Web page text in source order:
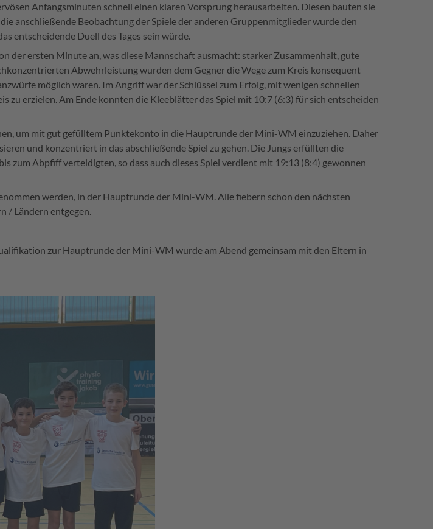
Anfangsminuten schnell einen klaren Vorsprung herausarbeiten. Diesen bauten sie
anschließende Beobachtung der Spiele der anderen Gruppenmitglieder wurde den
entscheidende Duell des Tages sein würde.
ersten Minute an, was diese Mannschaft ausmacht: starker Zusammenhalt, gute
Abwehrleistung wurden dem Gegner die Wege zum Kreis konsequent
möglich waren. Im Angriff war der Schlüssel zum Erfolg, mit wenigen schnellen
zu erzielen. Am Ende konnten die Kleeblätter das Spiel mit 10:7 (6:3) für sich entscheiden
um mit gut gefülltem Punktekonto in die Hauptrunde der Mini-WM einzuziehen. Daher
und konzentriert in das abschließende Spiel zu gehen. Die Jungs erfüllten die
zum Abpfiff verteidigten, so dass auch dieses Spiel verdient mit 19:13 (8:4) gewonnen
werden, in der Hauptrunde der Mini-WM. Alle fiebern schon den nächsten
/ Ländern entgegen.
zur Hauptrunde der Mini-WM wurde am Abend gemeinsam mit den Eltern in